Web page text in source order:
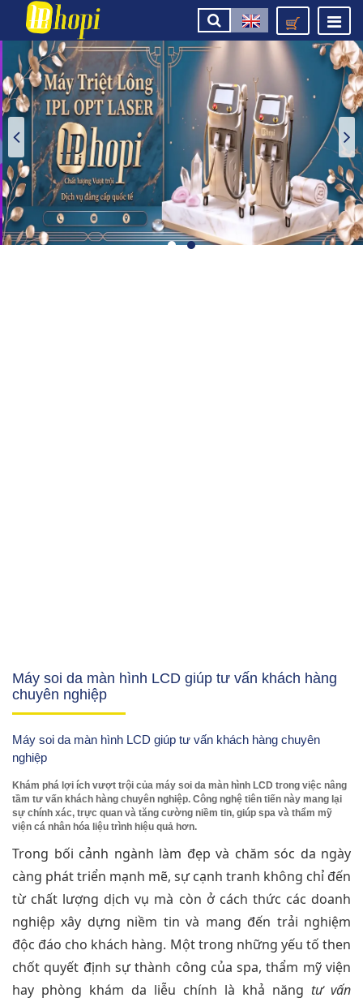
Máy soi da màn hình LCD giúp tư vấn khách hàng
chuyên nghiệp
Máy soi da màn hình LCD giúp tư vấn khách hàng chuyên
nghiệp
Khám phá lợi ích vượt trội của máy soi da màn hình LCD trong việc nâng
tầm tư vấn khách hàng chuyên nghiệp. Công nghệ tiên tiến này mang lại
sự chính xác, trực quan và tăng cường niềm tin, giúp spa và thẩm mỹ
viện cá nhân hóa liệu trình hiệu quả hơn.
Trong bối cảnh ngành làm đẹp và chăm sóc da ngày
càng phát triển mạnh mẽ, sự cạnh tranh không chỉ đến
từ chất lượng dịch vụ mà còn ở cách thức các doanh
nghiệp xây dựng niềm tin và mang đến trải nghiệm
độc đáo cho khách hàng. Một trong những yếu tố then
chốt quyết định sự thành công của spa, thẩm mỹ viện
hay phòng khám da liễu chính là khả năng tư vấn